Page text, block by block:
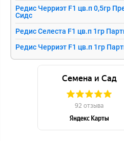
Редис Черриэт F1 цв.п 0,5гр
Сидс
Редис Селеста F1 цв.п 1гр
Редис Черриэт F1 цв.п 1гр